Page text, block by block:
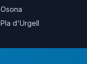
Osona
Pla d'Urgell